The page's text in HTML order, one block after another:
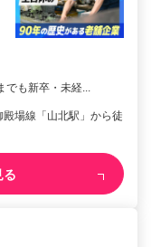
も新卒・未経...
場線「山北駅」から徒
る